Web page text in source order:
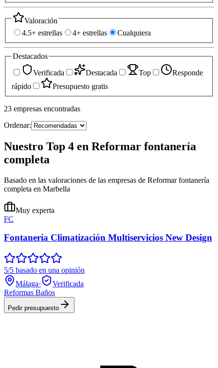
Valoración
4.5+ estrellas
4+ estrellas Cualquiera
Destacados
Verificada
Destacada Top
Responde
rápido
Presupuesto gratis
23 empresas encontradas
Ordenar:
Nuestro Top 4 en Reformar fontanería
completa
Basado en las valoraciones de las empresas de Reformar fontanería
completa en Marbella
Muy experta
FC
Fontanería Climatización Multiservicios New Design
5/5 basado en una opinión
Málaga·
Verificada
Reformas Baños
Pedir presupuesto